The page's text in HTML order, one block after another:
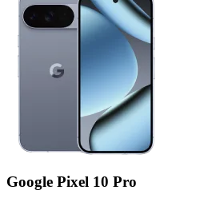
Google Pixel 10 Pro